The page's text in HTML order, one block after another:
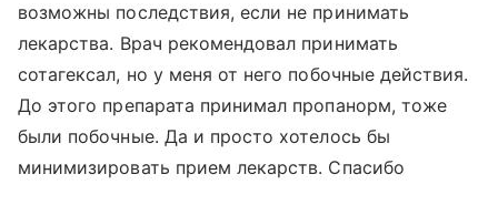
возможны последствия, если не принимать
лекарства. Врач рекомендовал принимать
сотагексал, но у меня от него побочные действия.
До этого препарата принимал пропанорм, тоже
были побочные. Да и просто хотелось бы
минимизировать прием лекарств. Спасибо